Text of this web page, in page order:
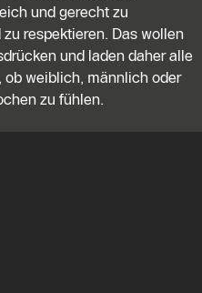
und gerecht zu
respektieren. Das wollen
und laden daher alle
ob weiblich, männlich oder
zu fühlen.